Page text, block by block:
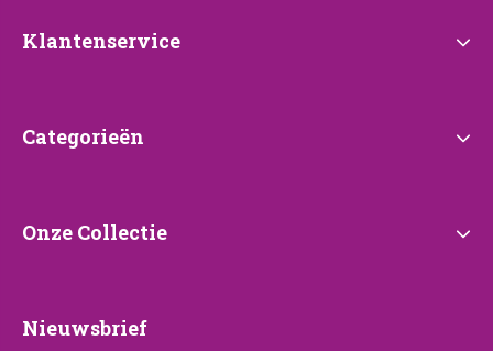
Klantenservice
Klantenservice
Categorieën
Categorieën
Onze
Onze Collectie
Nieuwsbrief
Nieuwsbrief